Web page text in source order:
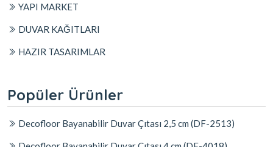
YAPI MARKET
DUVAR KAĞITLARI
HAZIR TASARIMLAR
Popüler Ürünler
Decofloor Bayanabilir Duvar Çıtası 2,5 cm (DF-2513)